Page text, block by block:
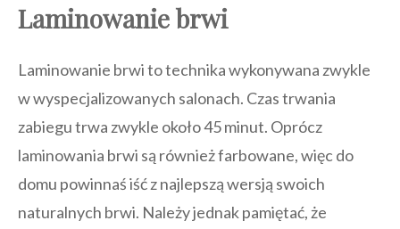
Laminowanie brwi
Laminowanie brwi to technika wykonywana zwykle
w wyspecjalizowanych salonach. Czas trwania
zabiegu trwa zwykle około 45 minut. Oprócz
laminowania brwi są również farbowane, więc do
domu powinnaś iść z najlepszą wersją swoich
naturalnych brwi. Należy jednak pamiętać, że